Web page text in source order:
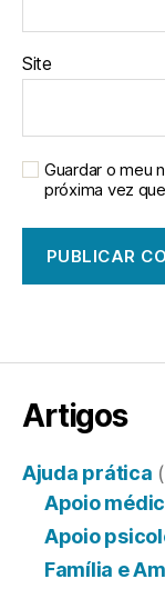
Site
Guardar o meu
próxima vez
Artigos
Ajuda prática
Apoio
Apoio
Família e